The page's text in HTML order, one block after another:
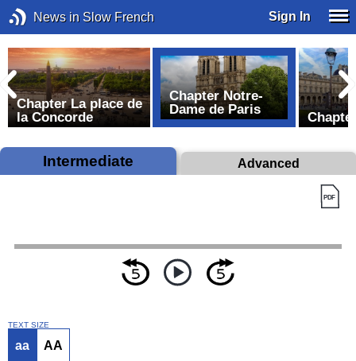
News in Slow French Sign In
Chapter La place de
la Concorde
Chapter Notre-
Dame de Paris
Intermediate Advanced
TEXT SIZE
aa AA